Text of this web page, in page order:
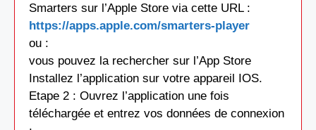
Smarters sur l’Apple Store via cette URL :
https://apps.apple.com/smarters-player
ou :
vous pouvez la rechercher sur l’App Store
Installez l’application sur votre appareil IOS.
Etape 2 : Ouvrez l’application une fois
téléchargée et entrez vos données de connexion